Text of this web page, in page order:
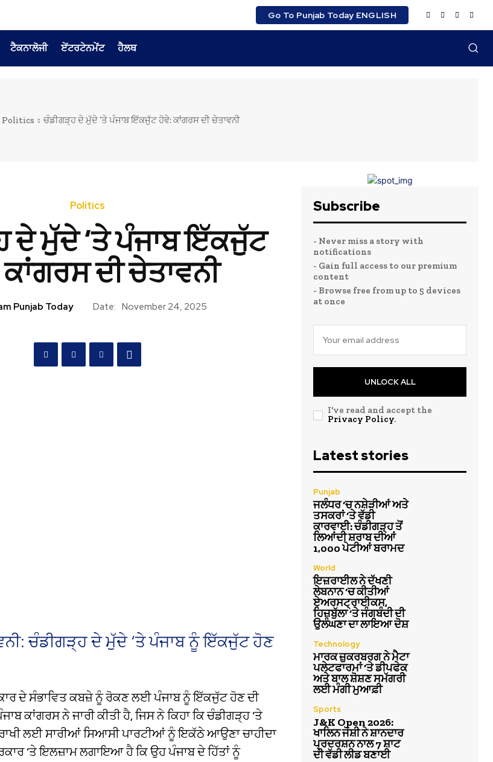
Go To Punjab Today ENGLISH
ਟੈਕਨਾਲੋਜੀ ਏਂਟਰਟੇਨਮੇਂਟ ਹੈਲਥ
Politics ਚੰਡੀਗੜ੍ਹ ਦੇ ਮੁੱਦੇ ’ਤੇ ਪੰਜਾਬ ਇੱਕਜੁੱਟ ਹੋਵੇ: ਕਾਂਗਰਸ ਦੀ ਚੇਤਾਵਨੀ
Politics
ਦੇ ਮੁੱਦੇ ’ਤੇ ਪੰਜਾਬ ਇੱਕਜੁੱਟ
ਦੀ ਚੇਤਾਵਨੀ
Punjab Today Date: November 24, 2025
ਚੰਡੀਗੜ੍ਹ ਦੇ ਮੁੱਦੇ ‘ਤੇ ਪੰਜਾਬ ਨੂੰ ਇੱਕਜੁੱਟ ਹੋਣ
ਦੇ ਸੰਭਾਵਿਤ ਕਬਜ਼ੇ ਨੂੰ ਰੋਕਣ ਲਈ ਪੰਜਾਬ ਨੂੰ ਇੱਕਜੁੱਟ ਹੋਣ ਦੀ
ਕਾਂਗਰਸ ਨੇ ਜਾਰੀ ਕੀਤੀ ਹੈ, ਜਿਸ ਨੇ ਕਿਹਾ ਕਿ ਚੰਡੀਗੜ੍ਹ ‘ਤੇ
ਰਾਖੀ ਲਈ ਸਾਰੀਆਂ ਸਿਆਸੀ ਪਾਰਟੀਆਂ ਨੂੰ ਇਕੱਠੇ ਆਉਣਾ ਚਾਹੀਦਾ
‘ਤੇ ਇਲਜ਼ਾਮ ਲਗਾਇਆ ਹੈ ਕਿ ਉਹ ਪੰਜਾਬ ਦੇ ਹਿੱਤਾਂ ਨੂੰ
Subscribe
- Never miss a story with
notifications
- Gain full access to our premium
content
- Browse free from up to 5 devices
at once
UNLOCK ALL
I've read and accept the
Privacy Policy.
Latest stories
Punjab
ਜਲੰਧਰ ‘ਚ ਨਸ਼ੇੜੀਆਂ ਅਤੇ
ਤਸਕਰਾਂ ‘ਤੇ ਵੱਡੀ
ਕਾਰਵਾਈ: ਚੰਡੀਗੜ੍ਹ ਤੋਂ
ਲਿਆਂਦੀ ਸ਼ਰਾਬ ਦੀਆਂ
1,000 ਪੇਟੀਆਂ ਬਰਾਮਦ
World
ਇਜ਼ਰਾਈਲ ਨੇ ਦੱਖਣੀ
ਲੇਬਨਾਨ ‘ਚ ਕੀਤੀਆਂ
ਏਅਰਸਟ੍ਰਾਈਕਸ,
ਹਿਜ਼ਬੁੱਲਾ ‘ਤੇ ਜੰਗਬੰਦੀ ਦੀ
ਉਲੰਘਣਾ ਦਾ ਲਾਇਆ ਦੋਸ਼
Technology
ਮਾਰਕ ਜ਼ੁਕਰਬਰਗ ਨੇ ਮੈਟਾ
ਪਲੇਟਫਾਰਮਾਂ ‘ਤੇ ਡੀਪਫੇਕ
ਅਤੇ ਬਾਲ ਸ਼ੋਸ਼ਣ ਸਮੱਗਰੀ
ਲਈ ਮੰਗੀ ਮੁਆਫ਼ੀ
Sports
J&K Open 2026:
ਖਾਲਿਨ ਜੋਸ਼ੀ ਨੇ ਸ਼ਾਨਦਾਰ
ਪ੍ਰਦਰਸ਼ਨ ਨਾਲ 7 ਸ਼ਾਟ
ਦੀ ਵੱਡੀ ਲੀਡ ਬਣਾਈ